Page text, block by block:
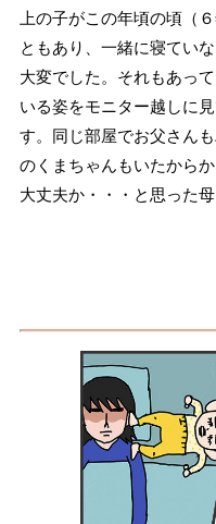
上の子がこの年頃の頃（
ともあり、一緒に寝てい
大変でした。それもあっ
いる姿をモニター越しに
す。同じ部屋でお父さん
のくまちゃんもいたから
大丈夫か・・・と思った